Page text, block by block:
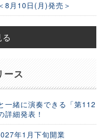
8月10日(月)発売＞
ース
一緒に演奏できる「第112
詳細発表！
年1月下旬開業